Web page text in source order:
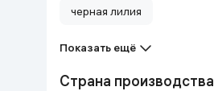
черная лилия
Показать ещё
Страна производства